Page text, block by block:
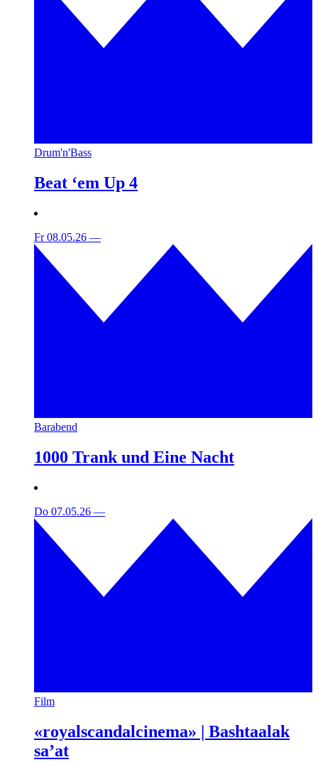
Drum'n'Bass
Beat ‘em Up 4
Fr 08.05.26 —
Barabend
1000 Trank und Eine Nacht
Do 07.05.26 —
Film
«royalscandalcinema» | Bashtaalak
sa’at